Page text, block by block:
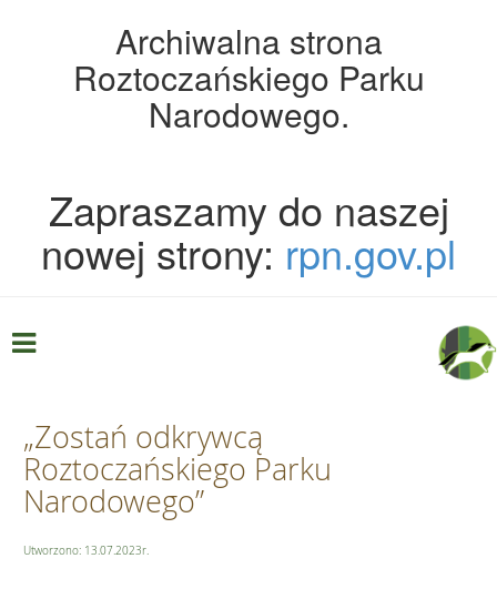
Archiwalna strona
Roztoczańskiego Parku
Narodowego.
Zapraszamy do naszej
nowej strony: rpn.gov.pl
„Zostań odkrywcą
Roztoczańskiego Parku
Narodowego”
Utworzono: 13.07.2023r.